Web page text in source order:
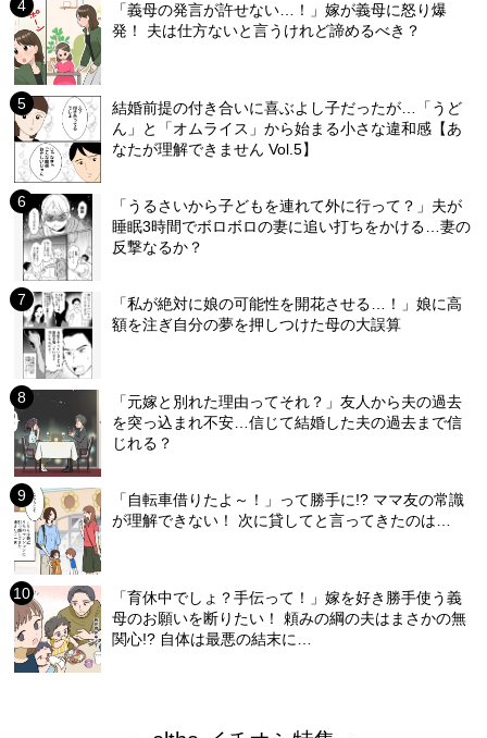
「義母の発言が許せない…！」嫁が義母に怒り爆
発！ 夫は仕方ないと言うけれど諦めるべき？
結婚前提の付き合いに喜ぶよし子だったが…「うど
ん」と「オムライス」から始まる小さな違和感【あ
なたが理解できません Vol.5】
「うるさいから子どもを連れて外に行って？」夫が
睡眠3時間でボロボロの妻に追い打ちをかける…妻の
反撃なるか？
「私が絶対に娘の可能性を開花させる…！」娘に高
額を注ぎ自分の夢を押しつけた母の大誤算
「元嫁と別れた理由ってそれ？」友人から夫の過去
を突っ込まれ不安…信じて結婚した夫の過去まで信
じれる？
「自転車借りたよ～！」って勝手に!? ママ友の常識
が理解できない！ 次に貸してと言ってきたのは…
「育休中でしょ？手伝って！」嫁を好き勝手使う義
母のお願いを断りたい！ 頼みの綱の夫はまさかの無
関心!? 自体は最悪の結末に…